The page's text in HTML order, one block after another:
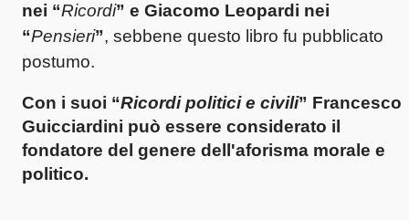
nei “Ricordi” e Giacomo Leopardi nei
“Pensieri”, sebbene questo libro fu pubblicato
postumo.
Con i suoi “Ricordi politici e civili” Francesco
Guicciardini può essere considerato il
fondatore del genere dell'aforisma morale e
politico.